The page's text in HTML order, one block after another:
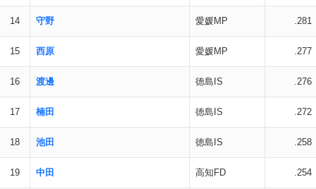
14 守野 愛媛MP .281
15 西原 愛媛MP .277
16 渡邊 徳島IS .276
17 楠田 徳島IS .272
18 池田 徳島IS .258
19 中田 高知FD .254